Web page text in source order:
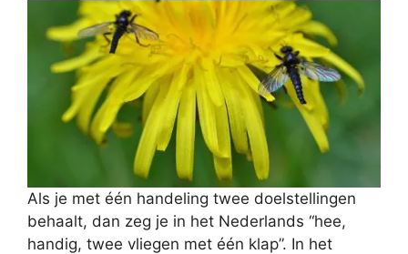
Als je met één handeling twee doelstellingen
behaalt, dan zeg je in het Nederlands “hee,
handig, twee vliegen met één klap”. In het